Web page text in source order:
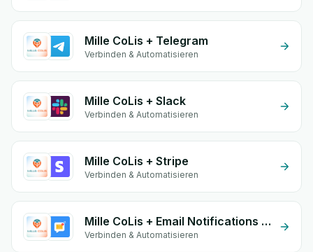
Mille CoLis + Telegram
Verbinden & Automatisieren
Mille CoLis + Slack
Verbinden & Automatisieren
Mille CoLis + Stripe
Verbinden & Automatisieren
Mille CoLis + Email Notifications by eGrow
Verbinden & Automatisieren